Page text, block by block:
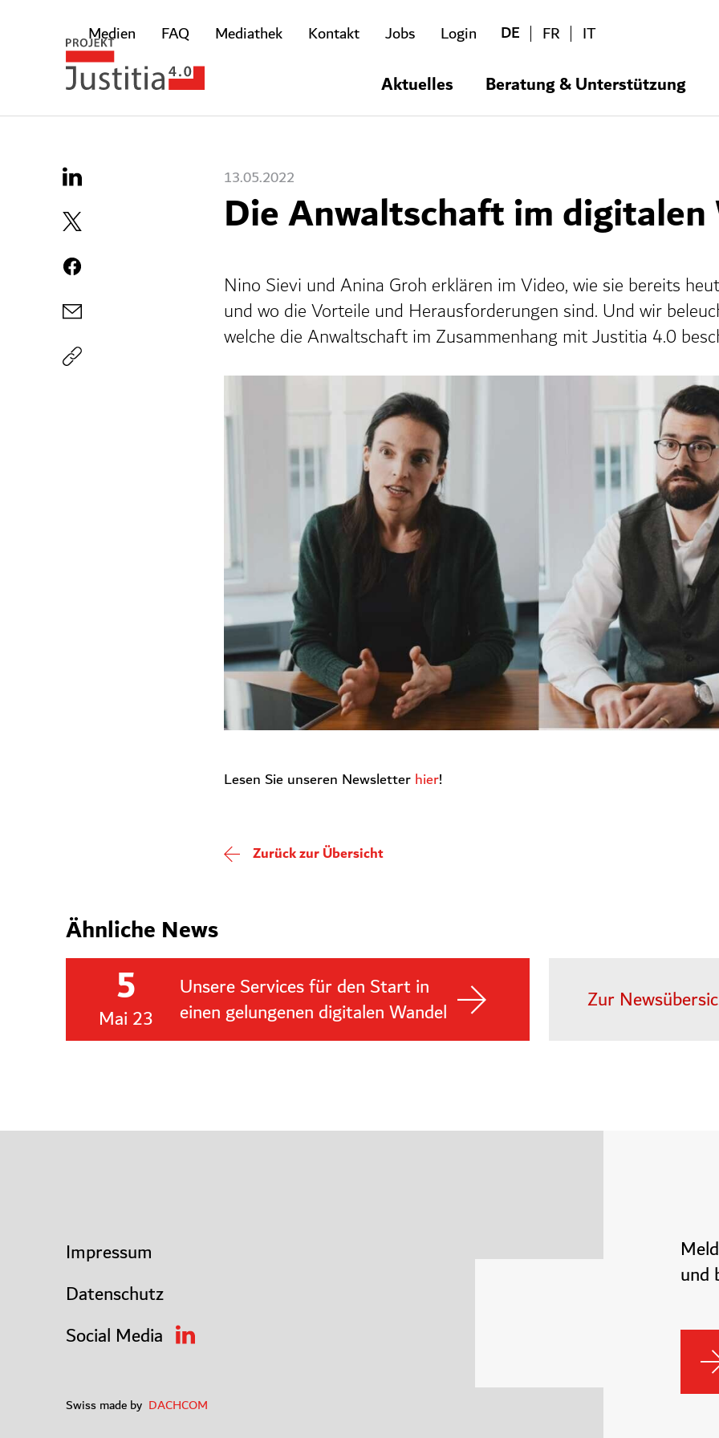
Medien FAQ Mediathek Kontakt Jobs Login DE FR IT
Aktuelles Beratung & Unterstützung
13.05.2022
Die Anwaltschaft im digitalen
Nino Sievi und Anina Groh erklären im Video, wie sie bereits
und wo die Vorteile und Herausforderungen sind. Und wir
welche die Anwaltschaft im Zusammenhang mit Justitia 4.0
Lesen Sie unseren Newsletterhier!
Zurück zur Übersicht
Ähnliche News
5
Mai 23
Unsere Services für den Start in
einen gelungenen digitalen Wandel
Zur
Impressum
Datenschutz
Social Media
Swiss made by DACHCOM
und